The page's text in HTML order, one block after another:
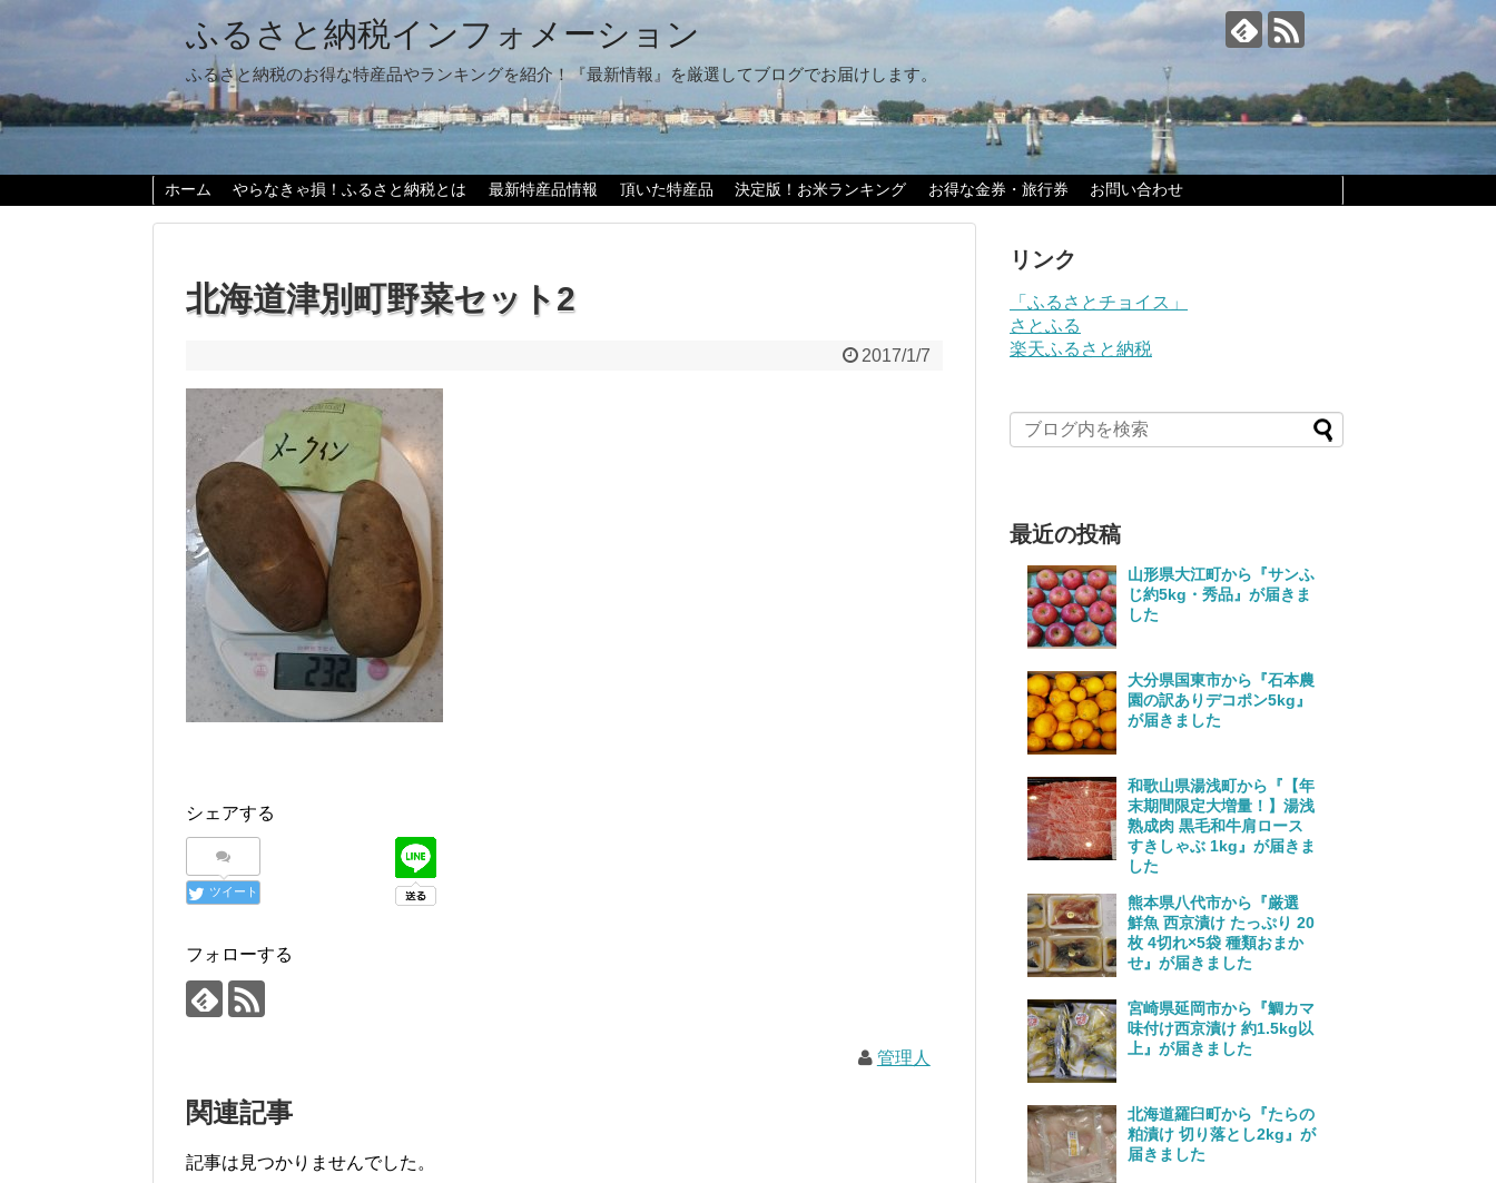
ふるさと納税インフォメーション
ふるさと納税のお得な特産品やランキングを紹介！『最新情報』を厳選してブログでお届けします。
ホーム やらなきゃ損！ふるさと納税とは 最新特産品情報 頂いた特産品 決定版！お米ランキング お得な金券・旅行券 お問い合わせ
北海道津別町野菜セット2
2017/1/7
シェアする
ツイート
フォローする
管理人
関連記事
記事は見つかりませんでした。
リンク
「ふるさとチョイス」
さとふる
楽天ふるさと納税
最近の投稿
山形県大江町から『サンふ
じ約5kg・秀品』が届きま
した
大分県国東市から『石本農
園の訳ありデコポン5kg』
が届きました
和歌山県湯浅町から『【年
末期間限定大増量！】湯浅
熟成肉 黒毛和牛肩ロース
すきしゃぶ 1kg』が届きま
した
熊本県八代市から『厳選
鮮魚 西京漬け たっぷり 20
枚 4切れ×5袋 種類おまか
せ』が届きました
宮崎県延岡市から『鯛カマ
味付け西京漬け 約1.5kg以
上』が届きました
北海道羅臼町から『たらの
粕漬け 切り落とし2kg』が
届きました